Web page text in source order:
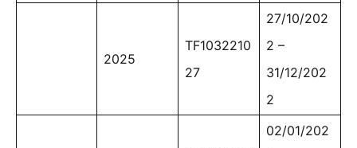
2025
TF1032210
27
27/10/202
2 –
31/12/202
2
02/01/202